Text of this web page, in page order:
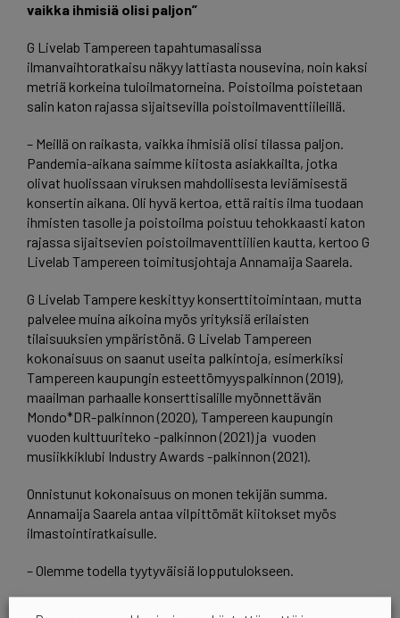
vaikka ihmisiä olisi paljon”
G Livelab Tampereen tapahtumasalissa
ilmanvaihtoratkaisu näkyy lattiasta nousevina, noin kaksi
metriä korkeina tuloilmatorneina. Poistoilma poistetaan
salin katon rajassa sijaitsevilla poistoilmaventtiileillä.
– Meillä on raikasta, vaikka ihmisiä olisi tilassa paljon.
Pandemia-aikana saimme kiitosta asiakkailta, jotka
olivat huolissaan viruksen mahdollisesta leviämisestä
konsertin aikana. Oli hyvä kertoa, että raitis ilma tuodaan
ihmisten tasolle ja poistoilma poistuu tehokkaasti katon
rajassa sijaitsevien poistoilmaventtiilien kautta, kertoo G
Livelab Tampereen toimitusjohtaja Annamaija Saarela.
G Livelab Tampere keskittyy konserttitoimintaan, mutta
palvelee muina aikoina myös yrityksiä erilaisten
tilaisuuksien ympäristönä. G Livelab Tampereen
kokonaisuus on saanut useita palkintoja, esimerkiksi
Tampereen kaupungin esteettömyyspalkinnon (2019),
maailman parhaalle konserttisalille myönnettävän
Mondo*DR-palkinnon (2020), Tampereen kaupungin
vuoden kulttuuriteko -palkinnon (2021) ja vuoden
musiikkiklubi Industry Awards -palkinnon (2021).
Onnistunut kokonaisuus on monen tekijän summa.
Annamaija Saarela antaa vilpittömät kiitokset myös
ilmastointiratkaisulle.
– Olemme todella tyytyväisiä lopputulokseen.